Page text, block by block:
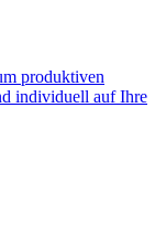
produktiven
individuell auf Ihre